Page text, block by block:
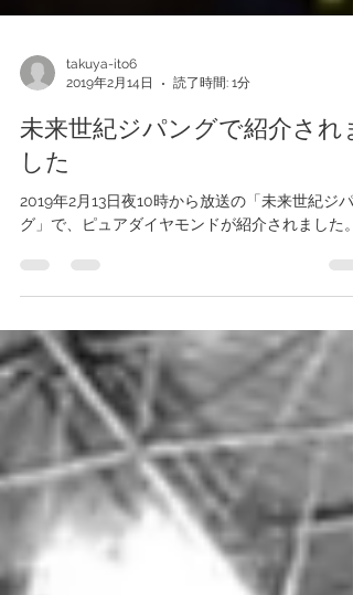
2019年2月14日
読了時間: 1分
未来世紀ジパングで紹介されま
した
グ」で、ピュアダイヤモンドが紹介されました。